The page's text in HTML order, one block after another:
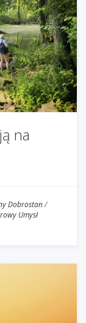
na
Dobrostan/
Umysł